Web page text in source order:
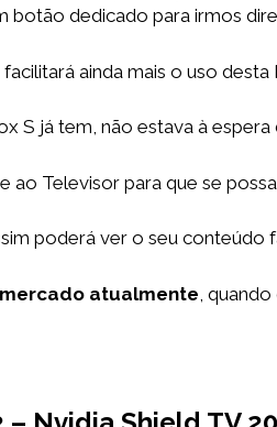
dedicado para irmos
ainda mais o uso desta
S já tem, não estava à espera
ao Televisor para que se
poderá ver o seu
atualmente ,